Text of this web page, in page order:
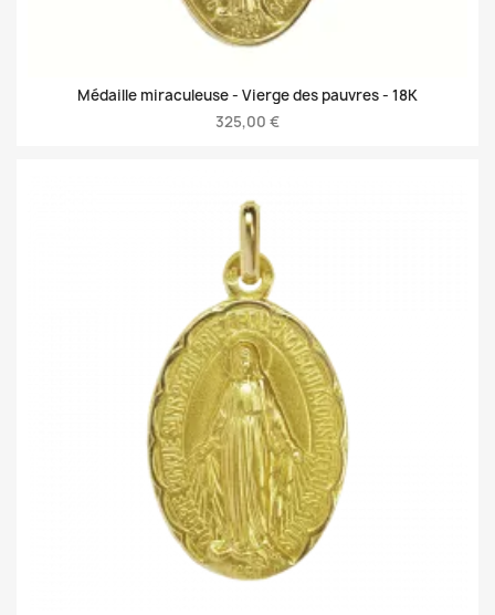
Médaille miraculeuse - Vierge des pauvres - 18K
325,00 €